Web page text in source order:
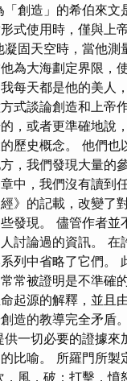
創造」的希伯來文
式使用時，僅與上
固天空時，當他
為大海劃定界限，
每天都是他的美人
式談論創造和上帝
，或者更準確地說
歷史概念。 他們
，我們發現大量的
中，我們沒有讀到
》的記載，改變了
發現。 儘管作者
討論過的資訊。
列中省略了它們。
常被證明是不準確
起源的解釋，並且
造的教導完全矛盾
供一切必要的證據
比喻。 所羅門所
風，破；打擊，